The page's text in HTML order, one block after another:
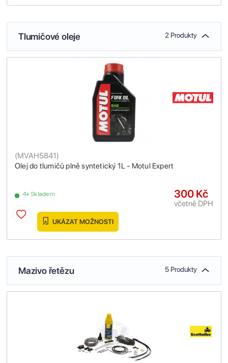
Tlumičové oleje 2 Produkty
Olej do tlumičů plně syntetický 1L - Motul Expert
(MVAH5841)
4+ Skladem 300 Kč
včetně DPH
UKÁZAT MOŽNOSTI
Mazivo řetězu 5 Produkty